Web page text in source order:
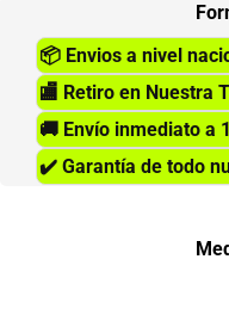
📦 Envios a nivel
🏬 Retiro en Nuestra
🚚 Envío inmediato a
✔️ Garantía de todo